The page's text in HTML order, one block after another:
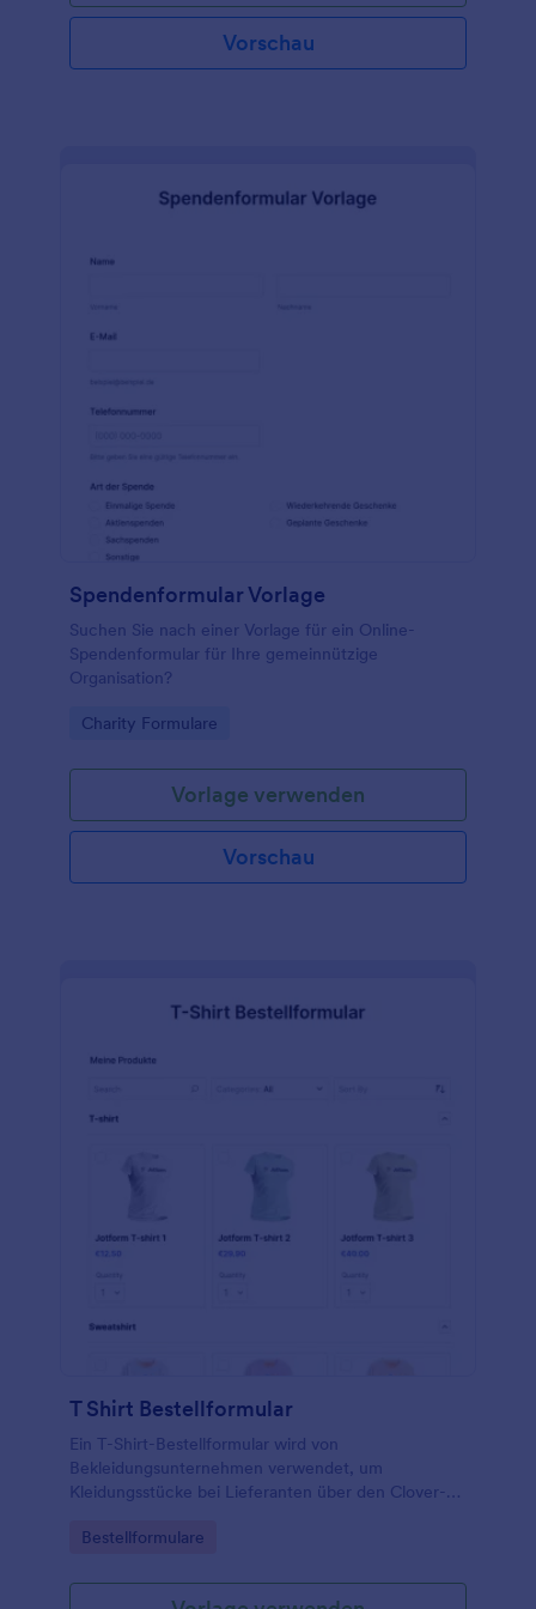
Vorschau
Spendenformular Vorlage
Suchen Sie nach einer Vorlage für ein Online-
Spendenformular für Ihre gemeinnützige
Organisation?
Go to Category:
Charity Formulare
Vorlage verwenden
Vorschau
T Shirt Bestellformular
Ein T-Shirt-Bestellformular wird von
Bekleidungsunternehmen verwendet, um
Kleidungsstücke bei Lieferanten über den Clover-
Go to Category:
Bestellformulare